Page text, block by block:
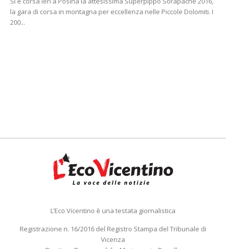
la gara di corsa in montagna per eccellenza nelle Piccole Dolomiti. I
200...
L’Eco Vicentino è una testata giornalistica
Registrazione n. 16/2016 del Registro Stampa del Tribunale di
Vicenza